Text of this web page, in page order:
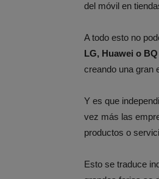
del móvil en
A todo esto no
LG, Huawei o BQ
creando una gran
Y es que
vez más las
productos o
Esto se traduce